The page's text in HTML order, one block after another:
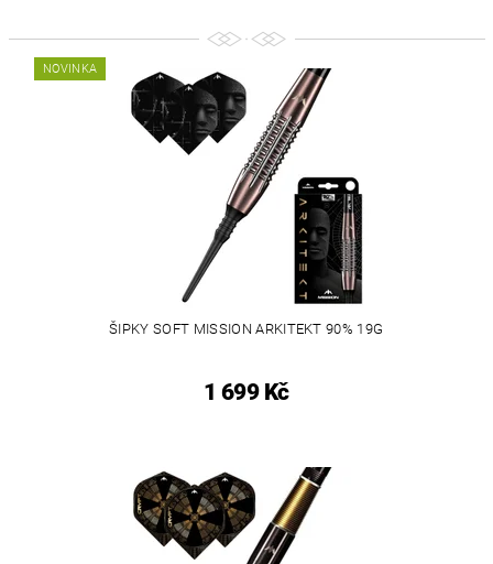
NOVINKA
ŠIPKY SOFT MISSION ARKITEKT 90% 19G
1 699 Kč